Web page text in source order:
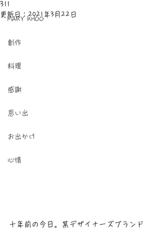
MARY KHOO
創作
料理
感謝
思い出
お出かけ
心情
311
更新日：2021年3月22日
十年前の今日。某デザイナーズブランド